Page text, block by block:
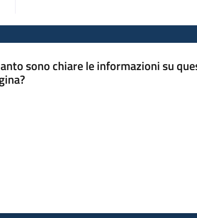
sono chiare le informazioni su